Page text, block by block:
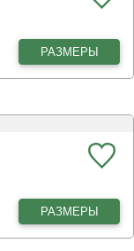
РАЗМЕРЫ
РАЗМЕРЫ